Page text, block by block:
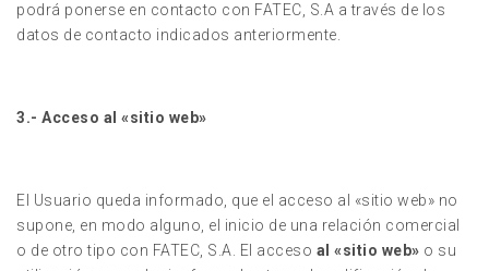
podrá ponerse en contacto con FATEC, S.A a través de los
datos de contacto indicados anteriormente.
3.- Acceso al «sitio web»
El Usuario queda informado, que el acceso al «sitio web» no
supone, en modo alguno, el inicio de una relación comercial
o de otro tipo con FATEC, S.A. El acceso al «sitio web» o su